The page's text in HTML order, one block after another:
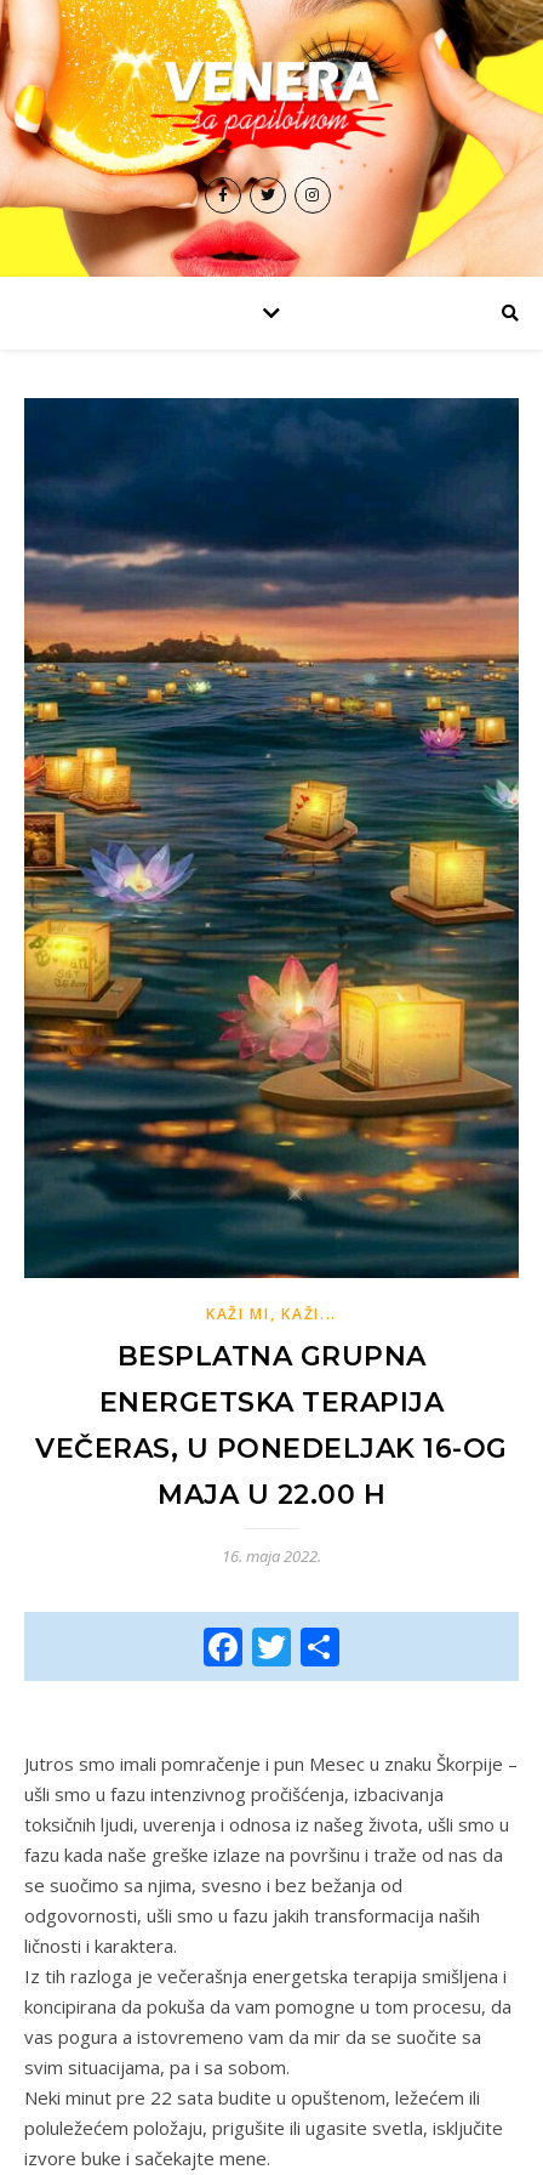
KAŽI MI, KAŽI...
BESPLATNA GRUPNA
ENERGETSKA TERAPIJA
VEČERAS, U PONEDELJAK 16-OG
MAJA U 22.00 H
16. maja 2022.
Facebook
Twitter
Jutros smo imali pomračenje i pun Mesec u znaku Škorpije –
ušli smo u fazu intenzivnog pročišćenja, izbacivanja
toksičnih ljudi, uverenja i odnosa iz našeg života, ušli smo u
fazu kada naše greške izlaze na površinu i traže od nas da
se suočimo sa njima, svesno i bez bežanja od
odgovornosti, ušli smo u fazu jakih transformacija naših
ličnosti i karaktera.
Iz tih razloga je večerašnja energetska terapija smišljena i
koncipirana da pokuša da vam pomogne u tom procesu, da
vas pogura a istovremeno vam da mir da se suočite sa
svim situacijama, pa i sa sobom.
Neki minut pre 22 sata budite u opuštenom, ležećem ili
poluležećem položaju, prigušite ili ugasite svetla, isključite
izvore buke i sačekajte mene.